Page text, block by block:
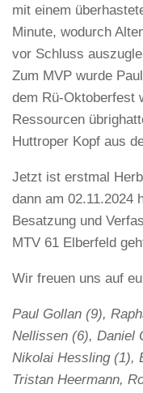
mit einem
Minute, wodurch
vor Schluss
Zum MVP wurde
dem Rü-Oktoberfest
Ressourcen
Huttroper Kopf aus
Jetzt ist erstmal
dann am 02.11.2024
Besatzung und
MTV 61 Elberfeld
Wir freuen uns auf
Paul Gollan (9),
Nellissen (6), Daniel
Nikolai Hessling (1),
Tristan Heermann,